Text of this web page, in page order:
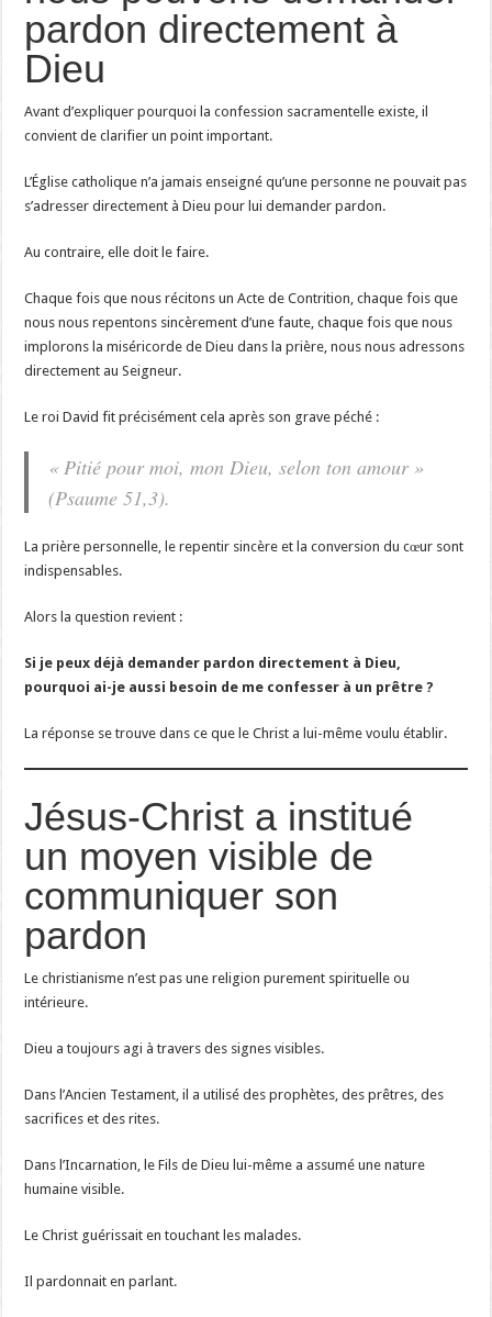
pardon directement à
Dieu
Avant d’expliquer pourquoi la confession sacramentelle existe, il
convient de clarifier un point important.
L’Église catholique n’a jamais enseigné qu’une personne ne pouvait pas
s’adresser directement à Dieu pour lui demander pardon.
Au contraire, elle doit le faire.
Chaque fois que nous récitons un Acte de Contrition, chaque fois que
nous nous repentons sincèrement d’une faute, chaque fois que nous
implorons la miséricorde de Dieu dans la prière, nous nous adressons
directement au Seigneur.
Le roi David fit précisément cela après son grave péché :
« Pitié pour moi, mon Dieu, selon ton amour »
(Psaume 51,3).
La prière personnelle, le repentir sincère et la conversion du cœur sont
indispensables.
Alors la question revient :
Si je peux déjà demander pardon directement à Dieu,
pourquoi ai-je aussi besoin de me confesser à un prêtre ?
La réponse se trouve dans ce que le Christ a lui-même voulu établir.
Jésus-Christ a institué
un moyen visible de
communiquer son
pardon
Le christianisme n’est pas une religion purement spirituelle ou
intérieure.
Dieu a toujours agi à travers des signes visibles.
Dans l’Ancien Testament, il a utilisé des prophètes, des prêtres, des
sacrifices et des rites.
Dans l’Incarnation, le Fils de Dieu lui-même a assumé une nature
humaine visible.
Le Christ guérissait en touchant les malades.
Il pardonnait en parlant.